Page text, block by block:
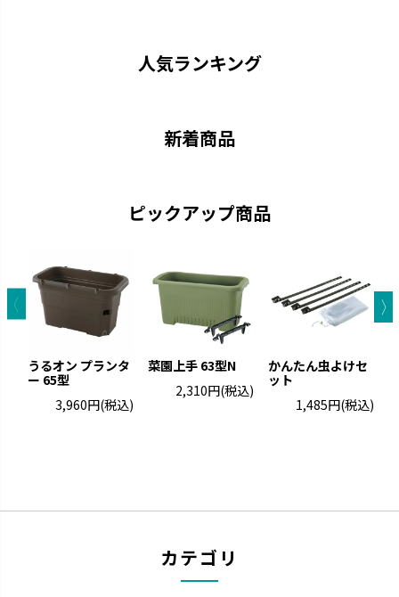
グレーニー
ペイントした手作りの風合いで
す。
クロレラの恵み
クロレラの効果で植物の生長を
サポートします。
受皿に貯水する底面給水タイプ
エコル
手作り感のある暖かな風合いで
人気ランキング
新着商品
ピックアップ商品
うるオン プランタ
ー 65型
3,960円(税込)
菜園上手 63型N
2,310円(税込)
かんたん虫よけセ
ット
1,485円(税込)
カテゴリ